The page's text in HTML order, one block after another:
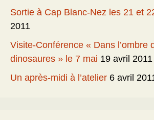
Sortie à Cap Blanc-Nez les 21 et
2011
Visite-Conférence « Dans l’ombre
dinosaures » le 7 mai 19 avril 2011
Un après-midi à l’atelier 6 avril